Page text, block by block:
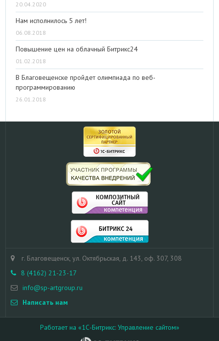
20.04.2020
Нам исполнилось 5 лет!
06.08.2018
Повышение цен на облачный Битрикс24
01.02.2018
В Благовещенске пройдет олимпиада по веб-
программированию
26.01.2018
г. Благовещенск, ул. Октябрьская, д. 143, оф. 307, 308
8 (4162) 21-23-17
info@sp-artgroup.ru
Написать нам
Работает на «1С-Битрикс: Управление сайтом»